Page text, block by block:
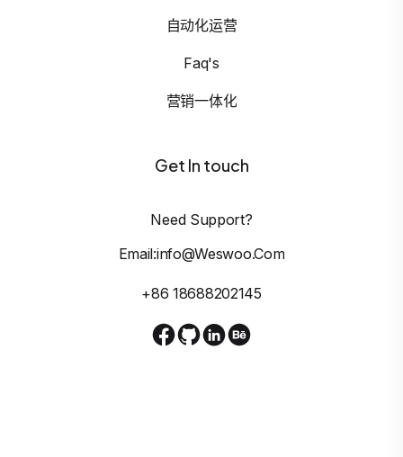
自动化运营
Faq's
营销一体化
Get In touch
Need Support?
Email:info@weswoo.com
+86 18688202145